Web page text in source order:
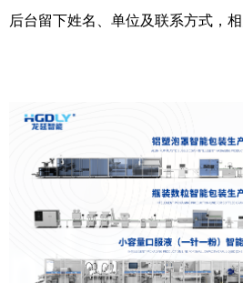
后台留下姓名、单位及联系方式，